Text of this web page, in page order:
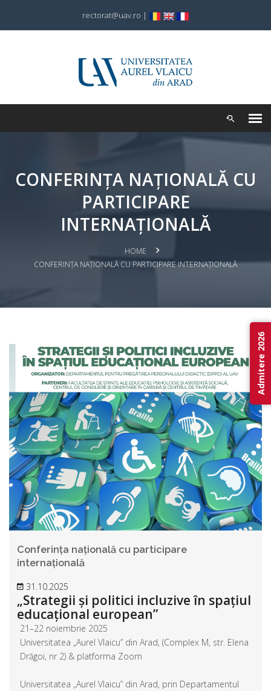
rectorat@uav.ro |
CONFERINȚA NAȚIONALĂ CU
PARTICIPARE
INTERNAȚIONALĂ
HOME
CONFERINȚA NAȚIONALĂ CU PARTICIPARE INTERNAȚIONALĂ
Conferința națională cu participare
internațională
31.10.2025
„Strategii și politici incluzive în spațiul
educațional european”
21–22 noiembrie 2025
Universitatea „Aurel Vlaicu” din Arad, (Complex M, str. Elena
Drăgoi, nr 2) & platforma Zoom
Universitatea „Aurel Vlaicu” din Arad, prin Departamentul
Admitere 2026